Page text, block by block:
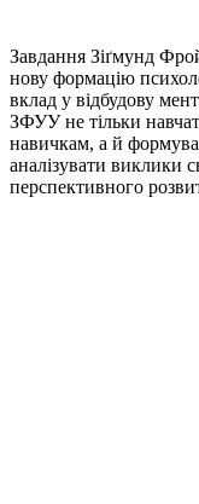
Завдання Зіґмунд
нову формацію
вклад у відбудову
ЗФУУ не тільки
навичкам, а й
аналізувати виклики
перспективного